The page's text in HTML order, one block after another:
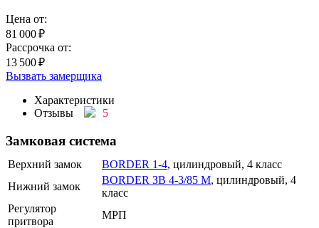
Цена от:
81 000₽
Рассрочка от:
13 500₽
Вызвать замерщика
Характеристики
Отзывы
5
Замковая система
Верхний замок BORDER 1-4, цилиндровый, 4 класс
Нижний замок
BORDER ЗВ 4-3/85 М, цилиндровый, 4
класс
Регулятор
притвора
МРП